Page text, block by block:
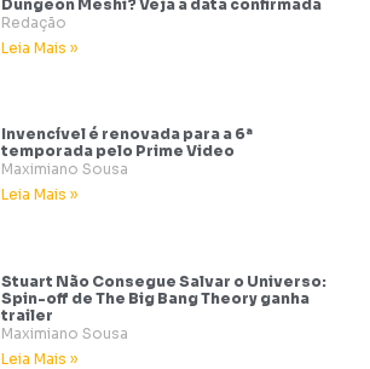
Dungeon Meshi? Veja a data confirmada
Redação
Leia Mais »
Invencível é renovada para a 6ª
temporada pelo Prime Video
Maximiano Sousa
Leia Mais »
Stuart Não Consegue Salvar o Universo:
Spin-off de The Big Bang Theory ganha
trailer
Maximiano Sousa
Leia Mais »